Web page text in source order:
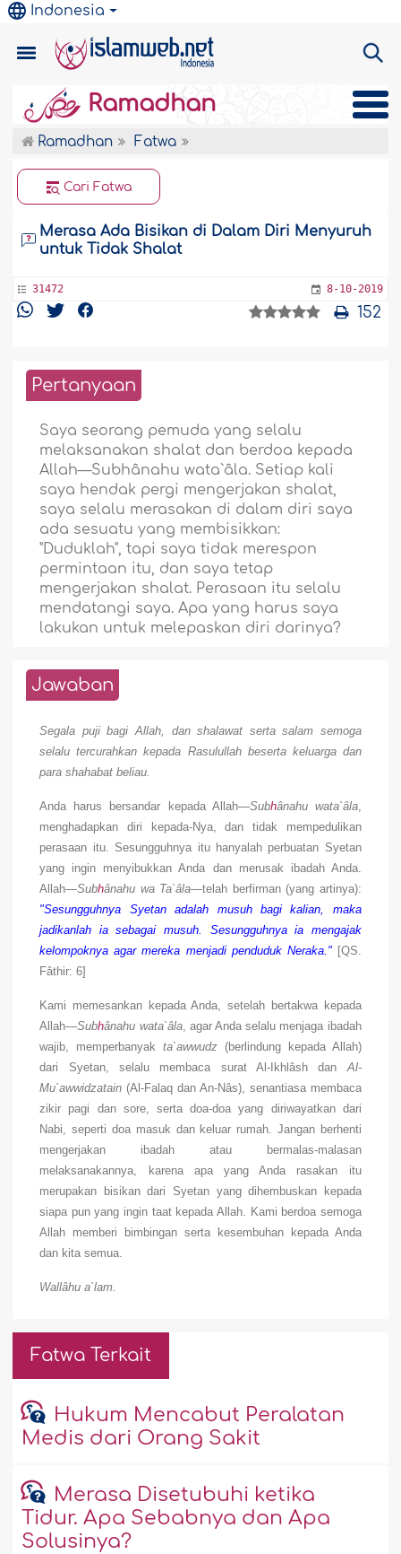
Indonesia
Ramadhan
Ramadhan Fatwa
Cari Fatwa
Merasa Ada Bisikan di Dalam Diri Menyuruh
untuk Tidak Shalat
31472 8-10-2019
152
Pertanyaan
Saya seorang pemuda yang selalu
melaksanakan shalat dan berdoa kepada
Allah—Subhânahu wata`âla. Setiap kali
saya hendak pergi mengerjakan shalat,
saya selalu merasakan di dalam diri saya
ada sesuatu yang membisikkan:
"Duduklah", tapi saya tidak merespon
permintaan itu, dan saya tetap
mengerjakan shalat. Perasaan itu selalu
mendatangi saya. Apa yang harus saya
lakukan untuk melepaskan diri darinya?
Jawaban
Segala puji bagi Allah, dan shalawat serta salam semoga
selalu tercurahkan kepada Rasulullah beserta keluarga dan
para shahabat beliau.
Anda harus bersandar kepada Allah—Subhânahu wata`âla,
menghadapkan diri kepada-Nya, dan tidak mempedulikan
perasaan itu. Sesungguhnya itu hanyalah perbuatan Syetan
yang ingin menyibukkan Anda dan merusak ibadah Anda.
Allah—Subhânahu wa Ta`âla—telah berfirman (yang artinya):
"Sesungguhnya Syetan adalah musuh bagi kalian, maka
jadikanlah ia sebagai musuh. Sesungguhnya ia mengajak
kelompoknya agar mereka menjadi penduduk Neraka."[QS.
Fâthir: 6]
Kami memesankan kepada Anda, setelah bertakwa kepada
Allah—Subhânahu wata`âla, agar Anda selalu menjaga ibadah
wajib, memperbanyakta`awwudz (berlindung kepada Allah)
dari Syetan, selalu membaca surat Al-Ikhlâsh danAl-
Mu`awwidzatain (Al-Falaq dan An-Nâs), senantiasa membaca
zikir pagi dan sore, serta doa-doa yang diriwayatkan dari
Nabi, seperti doa masuk dan keluar rumah. Jangan berhenti
mengerjakan ibadah atau bermalas-malasan
melaksanakannya, karena apa yang Anda rasakan itu
merupakan bisikan dari Syetan yang dihembuskan kepada
siapa pun yang ingin taat kepada Allah. Kami berdoa semoga
Allah memberi bimbingan serta kesembuhan kepada Anda
dan kita semua.
Wallâhu a`lam.
Fatwa Terkait
Hukum Mencabut Peralatan
Medis dari Orang Sakit
Merasa Disetubuhi ketika
Tidur. Apa Sebabnya dan Apa
Solusinya?